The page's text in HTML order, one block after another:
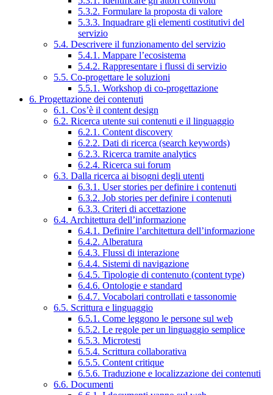
5.3.2. Formulare la proposta di valore
5.3.3. Inquadrare gli elementi costitutivi del
servizio
5.4. Descrivere il funzionamento del servizio
5.4.1. Mappare l’ecosistema
5.4.2. Rappresentare i flussi di servizio
5.5. Co-progettare le soluzioni
5.5.1. Workshop di co-progettazione
6. Progettazione dei contenuti
6.1. Cos’è il content design
6.2. Ricerca utente sui contenuti e il linguaggio
6.2.1. Content discovery
6.2.2. Dati di ricerca (search keywords)
6.2.3. Ricerca tramite analytics
6.2.4. Ricerca sui forum
6.3. Dalla ricerca ai bisogni degli utenti
6.3.1. User stories per definire i contenuti
6.3.2. Job stories per definire i contenuti
6.3.3. Criteri di accettazione
6.4. Architettura dell’informazione
6.4.1. Definire l’architettura dell’informazione
6.4.2. Alberatura
6.4.3. Flussi di interazione
6.4.4. Sistemi di navigazione
6.4.5. Tipologie di contenuto (content type)
6.4.6. Ontologie e standard
6.4.7. Vocabolari controllati e tassonomie
6.5. Scrittura e linguaggio
6.5.1. Come leggono le persone sul web
6.5.2. Le regole per un linguaggio semplice
6.5.3. Microtesti
6.5.4. Scrittura collaborativa
6.5.5. Content critique
6.5.6. Traduzione e localizzazione dei contenuti
6.6. Documenti